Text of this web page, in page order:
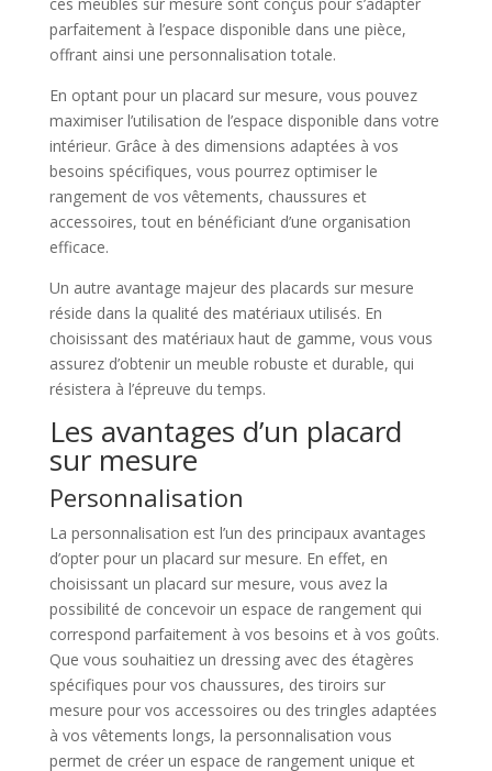
parfaitement à l’espace disponible dans une pièce,
offrant ainsi une personnalisation totale.
En optant pour un placard sur mesure, vous pouvez
maximiser l’utilisation de l’espace disponible dans votre
intérieur. Grâce à des dimensions adaptées à vos
besoins spécifiques, vous pourrez optimiser le
rangement de vos vêtements, chaussures et
accessoires, tout en bénéficiant d’une organisation
efficace.
Un autre avantage majeur des placards sur mesure
réside dans la qualité des matériaux utilisés. En
choisissant des matériaux haut de gamme, vous vous
assurez d’obtenir un meuble robuste et durable, qui
résistera à l’épreuve du temps.
Les avantages d’un placard
sur mesure
Personnalisation
La personnalisation est l’un des principaux avantages
d’opter pour un placard sur mesure. En effet, en
choisissant un placard sur mesure, vous avez la
possibilité de concevoir un espace de rangement qui
correspond parfaitement à vos besoins et à vos goûts.
Que vous souhaitiez un dressing avec des étagères
spécifiques pour vos chaussures, des tiroirs sur
mesure pour vos accessoires ou des tringles adaptées
à vos vêtements longs, la personnalisation vous
permet de créer un espace de rangement unique et